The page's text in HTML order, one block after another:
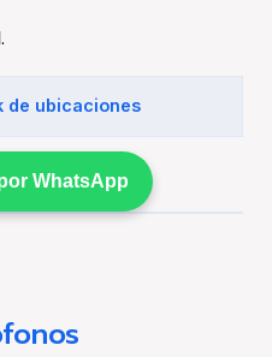
de ubicaciones
WhatsApp